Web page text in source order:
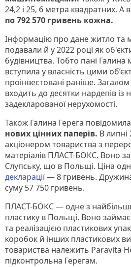
24,2 і 25, 6 метра квадратних. А
по 792 570 гривень кожна.
Інформацію про дане житло та
подавали й у 2022 році як
будівництва. Тобто пані Галина
вступила у власність цими
проінвестовані раніше.
входить до десятки нардепів із
задекларованої нерухомості.
Також Галина Герега
нових цінних паперів. В липні
акціонером товариства з
матеріалів ПЛАСТ-БОКС. Воно
Слупську, що в Польщі. Ціна
декларації— 8 гривень.
суму 57 750 гривень.
ПЛАСТ-БОКС — одне з
пластику в Польщі. Воно
та реалізацією пластикових
коробок й інших пластикових
товариства належить Paravita
підконтрольна Герегам.